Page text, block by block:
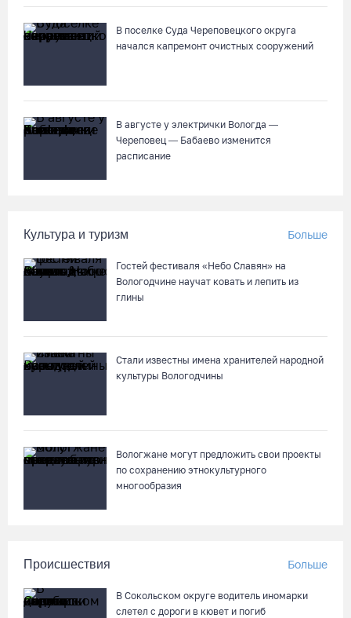
04.08.26 / 15:55
Алина Замараева сменила статус игрока на помощника
Как увеличить кредитный лимит по карте
Музей кружева со скидкой
На Горбатом мосту в Вологде идет устройство опор и
04.08.26 / 15:03
В поселке Суда Череповецкого округа
начался капремонт очистных сооружений
В августе у электрички Вологда —
Череповец — Бабаево изменится
расписание
Культура и туризм Больше
Гостей фестиваля «Небо Славян» на
Вологодчине научат ковать и лепить из
глины
Стали известны имена хранителей народной
культуры Вологодчины
Вологжане могут предложить свои проекты
по сохранению этнокультурного
многообразия
Происшествия Больше
В Сокольском округе водитель иномарки
слетел с дороги в кювет и погиб